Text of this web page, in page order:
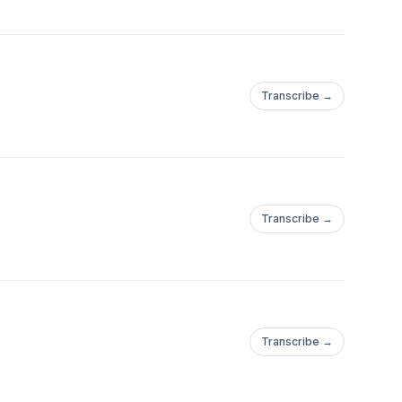
Transcribe →
Transcribe →
Transcribe →